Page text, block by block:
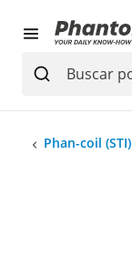
Phan-coil (STI)